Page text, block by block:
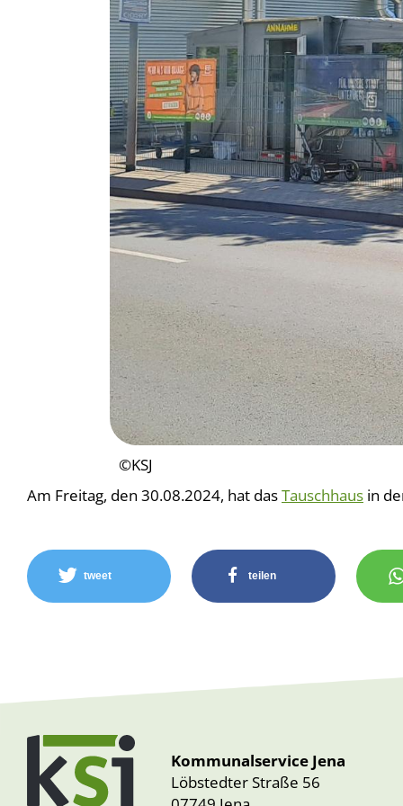
©KSJ
Am Freitag, den 30.08.2024, hat dasTauschhaus in
tweet teilen
Kommunalservice Jena
Löbstedter Straße 56